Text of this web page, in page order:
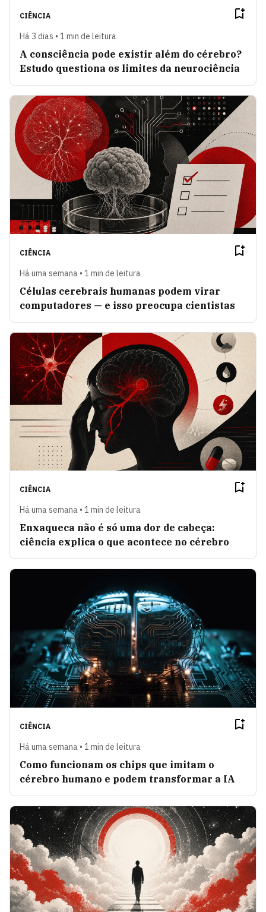
CIÊNCIA
Há 3 dias • 1 min de leitura
A consciência pode existir além do cérebro?
Estudo questiona os limites da neurociência
CIÊNCIA
Há uma semana • 1 min de leitura
Células cerebrais humanas podem virar
computadores — e isso preocupa cientistas
CIÊNCIA
Há uma semana • 1 min de leitura
Enxaqueca não é só uma dor de cabeça:
ciência explica o que acontece no cérebro
CIÊNCIA
Há uma semana • 1 min de leitura
Como funcionam os chips que imitam o
cérebro humano e podem transformar a IA